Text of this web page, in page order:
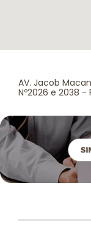
AV. Jacob
Nº2026 e 2038 -